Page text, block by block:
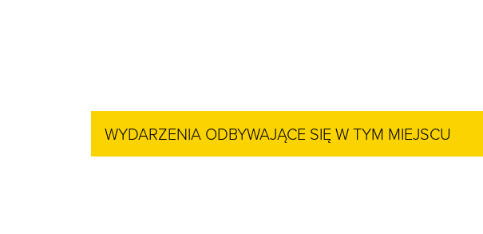
WYDARZENIA ODBYWAJĄCE SIĘ W TYM MIEJSCU